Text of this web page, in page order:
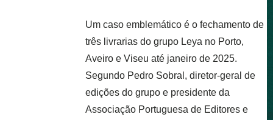
Um caso emblemático é o fechamento de
três livrarias do grupo Leya no Porto,
Aveiro e Viseu até janeiro de 2025.
Segundo Pedro Sobral, diretor-geral de
edições do grupo e presidente da
Associação Portuguesa de Editores e